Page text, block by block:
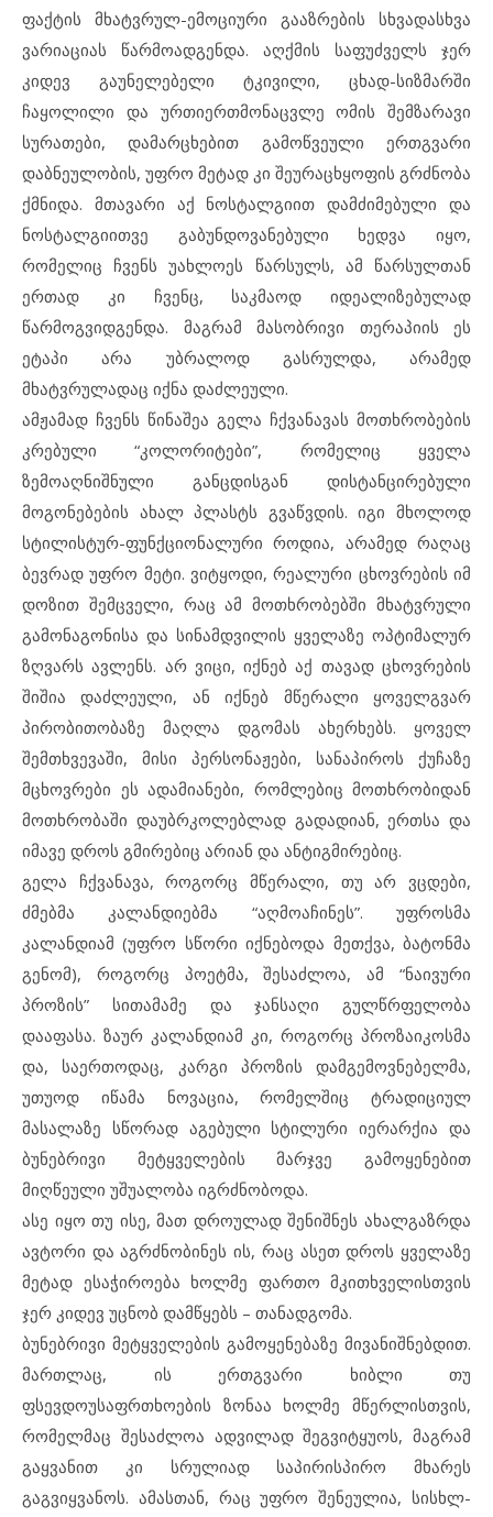
ფაქტის მხატვრულ-ემოციური გააზრების სხვადასხვა
ვარიაციას წარმოადგენდა. აღქმის საფუძველს ჯერ
კიდევ გაუნელებელი ტკივილი, ცხად-სიზმარში
ჩაყოლილი და ურთიერთმონაცვლე ომის შემზარავი
სურათები, დამარცხებით გამოწვეული ერთგვარი
დაბნეულობის, უფრო მეტად კი შეურაცხყოფის გრძნობა
ქმნიდა. მთავარი აქ ნოსტალგიით დამძიმებული და
ნოსტალგიითვე გაბუნდოვანებული ხედვა იყო,
რომელიც ჩვენს უახლოეს წარსულს, ამ წარსულთან
ერთად კი ჩვენც, საკმაოდ იდეალიზებულად
წარმოგვიდგენდა. მაგრამ მასობრივი თერაპიის ეს
ეტაპი არა უბრალოდ გასრულდა, არამედ
მხატვრულადაც იქნა დაძლეული.
ამჟამად ჩვენს წინაშეა გელა ჩქვანავას მოთხრობების
კრებული “კოლორიტები”, რომელიც ყველა
ზემოაღნიშნული განცდისგან დისტანცირებული
მოგონებების ახალ პლასტს გვაწვდის. იგი მხოლოდ
სტილისტურ-ფუნქციონალური როდია, არამედ რაღაც
ბევრად უფრო მეტი. ვიტყოდი, რეალური ცხოვრების იმ
დოზით შემცველი, რაც ამ მოთხრობებში მხატვრული
გამონაგონისა და სინამდვილის ყველაზე ოპტიმალურ
ზღვარს ავლენს. არ ვიცი, იქნებ აქ თავად ცხოვრების
შიშია დაძლეული, ან იქნებ მწერალი ყოველგვარ
პირობითობაზე მაღლა დგომას ახერხებს. ყოველ
შემთხვევაში, მისი პერსონაჟები, სანაპიროს ქუჩაზე
მცხოვრები ეს ადამიანები, რომლებიც მოთხრობიდან
მოთხრობაში დაუბრკოლებლად გადადიან, ერთსა და
იმავე დროს გმირებიც არიან და ანტიგმირებიც.
გელა ჩქვანავა, როგორც მწერალი, თუ არ ვცდები,
ძმებმა კალანდიებმა “აღმოაჩინეს”. უფროსმა
კალანდიამ (უფრო სწორი იქნებოდა მეთქვა, ბატონმა
გენომ), როგორც პოეტმა, შესაძლოა, ამ “ნაივური
პროზის” სითამამე და ჯანსაღი გულწრფელობა
დააფასა. ზაურ კალანდიამ კი, როგორც პროზაიკოსმა
და, საერთოდაც, კარგი პროზის დამგემოვნებელმა,
უთუოდ იწამა ნოვაცია, რომელშიც ტრადიციულ
მასალაზე სწორად აგებული სტილური იერარქია და
ბუნებრივი მეტყველების მარჯვე გამოყენებით
მიღწეული უშუალობა იგრძნობოდა.
ასე იყო თუ ისე, მათ დროულად შენიშნეს ახალგაზრდა
ავტორი და აგრძნობინეს ის, რაც ასეთ დროს ყველაზე
მეტად ესაჭიროება ხოლმე ფართო მკითხველისთვის
ჯერ კიდევ უცნობ დამწყებს – თანადგომა.
ბუნებრივი მეტყველების გამოყენებაზე მივანიშნებდით.
მართლაც, ის ერთგვარი ხიბლი თუ
ფსევდოუსაფრთხოების ზონაა ხოლმე მწერლისთვის,
რომელმაც შესაძლოა ადვილად შეგვიტყუოს, მაგრამ
გაყვანით კი სრულიად საპირისპირო მხარეს
გაგვიყვანოს. ამასთან, რაც უფრო შენეულია, სისხლ-